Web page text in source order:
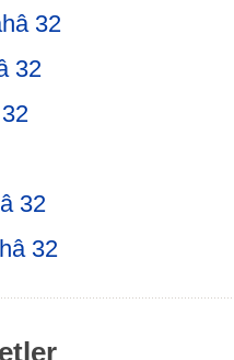
32
32
32
32